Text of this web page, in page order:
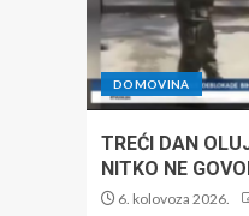
DOMOVINA
TREĆI DAN
NITKO NE
6. kolovoza 2026.